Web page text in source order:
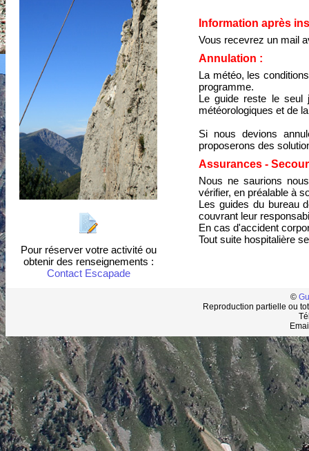
Pour réserver votre activité ou
obtenir des renseignements :
Contact Escapade
Information après
Vous recevrez un mail
Annulation :
La météo, les
programme.
Le guide reste le seul
météorologiques et de
Si nous devions
proposerons des
Assurances -
Nous ne saurions
vérifier, en préalable à
Les guides du bureau
couvrant leur
En cas d'accident
Tout suite hospitalière
©
Reproduction partielle ou